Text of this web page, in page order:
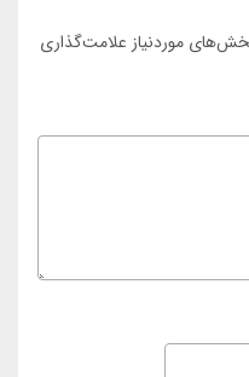
موردنیاز علامت‌گذاری